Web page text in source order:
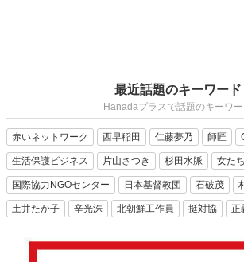
最近話題のキーワード
Hanadaプラスで話題のキーワー
赤いネットワーク 西早稲田 仁藤夢乃 師匠
生活保護ビジネス 片山さつき 杉田水脈 女た
国際協力NGOセンター 日本基督教団 石破茂
土井たか子 辛光洙 北朝鮮工作員 挺対協 正